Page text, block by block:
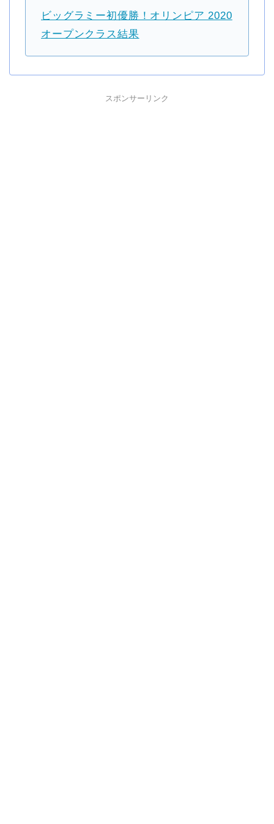
ビッグラミー初優勝！オリンピア 2020
オープンクラス結果
スポンサーリンク